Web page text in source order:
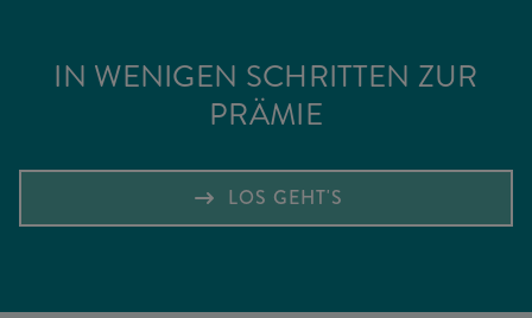
IN WENIGEN SCHRITTEN ZUR
PRÄMIE
LOS GEHT'S